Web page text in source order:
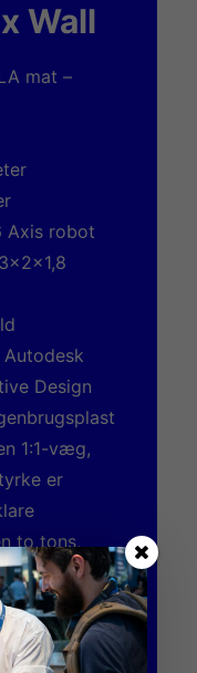
Wall
mat –
Axis robot
Design
1:1-væg,
er
to tons,
i 2,5 mm
af en